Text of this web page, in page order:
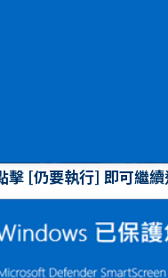
擊 [仍要執行] 即可繼續